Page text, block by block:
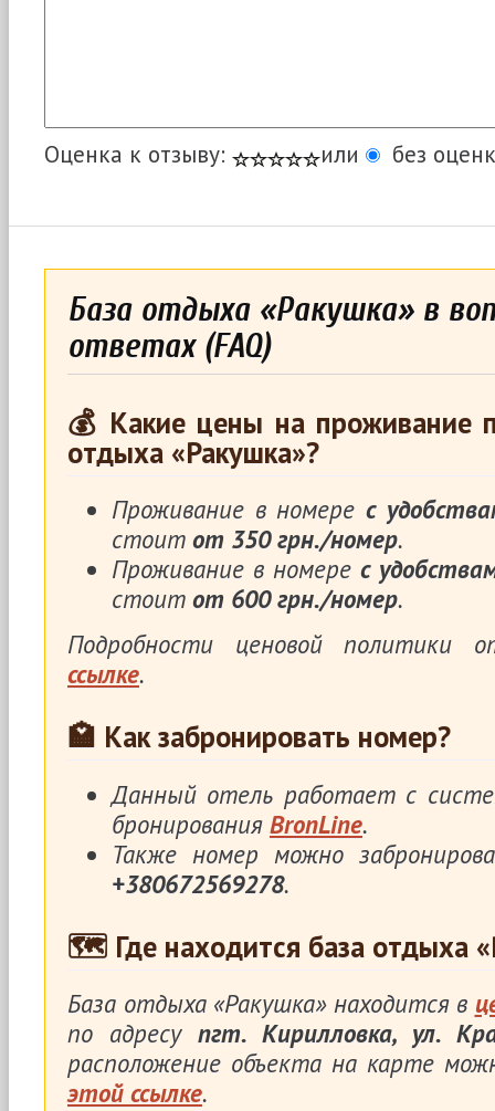
Оценка к отзыву: или без
База отдыха «Ракушка» в
ответах (FAQ)
💰 Какие цены на проживание
отдыха «Ракушка»?
Проживание в номерес
стоит от 350 грн./номер.
Проживание в номере с
стоит от 600 грн./номер.
Подробности ценовой политики
ссылке.
🏩 Как забронировать номер?
Данный отель работает с
бронирования BronLine.
Также номер можно
+380672569278.
🗺 Где находится база отдыха
База отдыха «Ракушка» находится в
по адресу пгт. Кирилловка, ул.
расположение объекта на карте
этой ссылке.